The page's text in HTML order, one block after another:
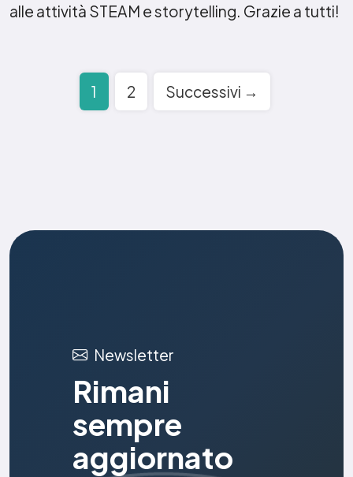
alle attività STEAM e storytelling. Grazie a tutti!
Paginazione
degli
1 2 Successivi →
Newsletter
Rimani
sempre
aggiornato